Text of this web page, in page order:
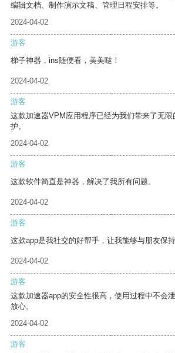
编辑文档、制作演示文稿、管理日程安排等。
2024-04-02
游客
梯子神器，ins随便看，美美哒！
2024-04-02
游客
这款加速器VPM应用程序已经为我们带来了无
护。
2024-04-02
游客
这款软件简直是神器，解决了我所有问题。
2024-04-02
游客
这款app是我社交的好帮手，让我能够与朋友保
2024-04-02
游客
这款加速器app的安全性很高，使用过程中不会
放心。
2024-04-02
游客